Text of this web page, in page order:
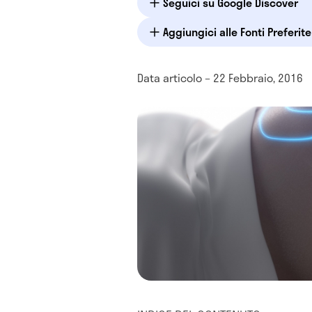
Aggiungici alle Fonti
Data articolo – 22 Febbraio, 2016